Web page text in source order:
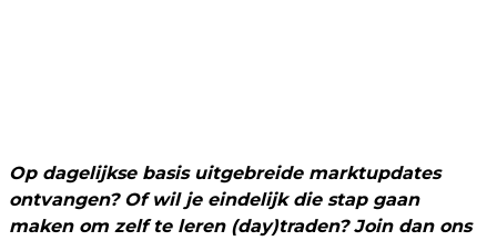
Op dagelijkse basis uitgebreide marktupdates
ontvangen? Of wil je eindelijk die stap gaan
maken om zelf te leren (day)traden? Join dan ons